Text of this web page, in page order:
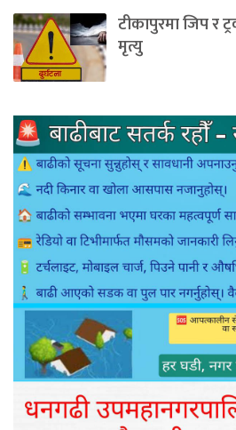
टीकापुरमा जिप र
मृत्यु